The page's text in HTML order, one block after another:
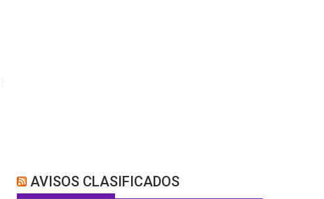
AVISOS CLASIFICADOS